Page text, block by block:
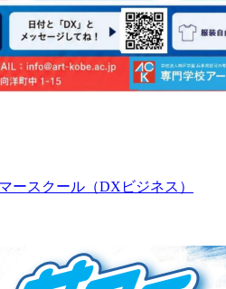
ースクール（DXビジネス）